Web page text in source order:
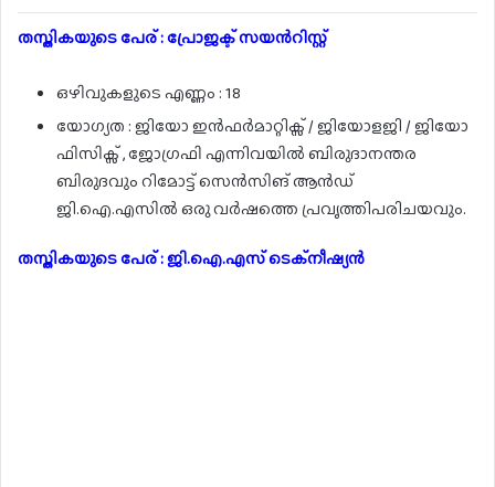
തസ്തികയുടെ പേര് : പ്രോജക്ട് സയൻറിസ്റ്റ്
ഒഴിവുകളുടെ എണ്ണം : 18
യോഗ്യത : ജിയോ ഇൻഫർമാറ്റിക്സ് / ജിയോളജി / ജിയോ
ഫിസിക്സ് , ജോഗ്രഫി എന്നിവയിൽ ബിരുദാനന്തര
ബിരുദവും റിമോട്ട് സെൻസിങ് ആൻഡ്
ജി.ഐ.എസിൽ ഒരു വർഷത്തെ പ്രവൃത്തിപരിചയവും.
തസ്തികയുടെ പേര് : ജി.ഐ.എസ് ടെക്നീഷ്യൻ